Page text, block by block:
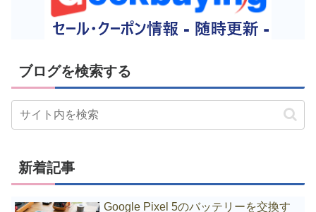
ブログを検索する
新着記事
Google Pixel 5のバッテリーを交換す